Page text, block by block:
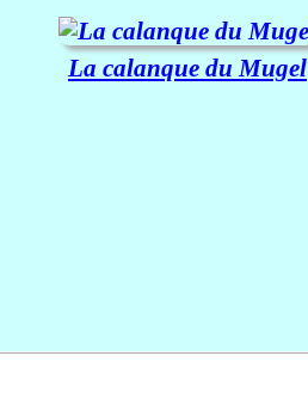
La calanque du Mugel